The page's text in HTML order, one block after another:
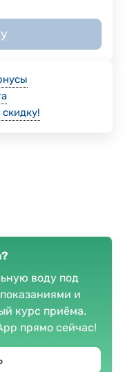
воду под
и
курс приёма.
прямо сейчас!